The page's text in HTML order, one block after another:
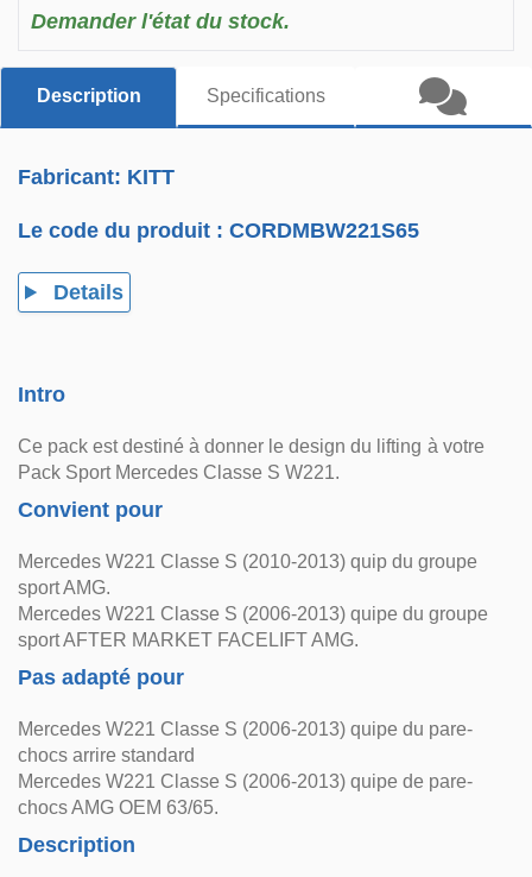
Demander l'état du stock.
Description Specifications
Fabricant: KITT
Le code du produit :CORDMBW221S65
Details
Intro
Ce pack est destiné à donner le design du lifting à votre
Pack Sport Mercedes Classe S W221.
Convient pour
Mercedes W221 Classe S (2010-2013) quip du groupe
sport AMG.
Mercedes W221 Classe S (2006-2013) quipe du groupe
sport AFTER MARKET FACELIFT AMG.
Pas adapté pour
Mercedes W221 Classe S (2006-2013) quipe du pare-
chocs arrire standard
Mercedes W221 Classe S (2006-2013) quipe de pare-
chocs AMG OEM 63/65.
Description